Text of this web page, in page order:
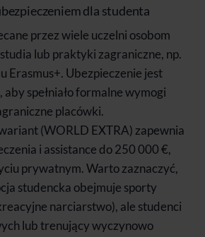
dla studenta
przez wiele uczelni osobom
lub praktyki zagraniczne, np.
Erasmus+. Ubezpieczenie jest
spełniało formalne wymogi
placówki.
(WORLD EXTRA) zapewnia
i assistance do 250 000 €,
prywatnym. Warto zaznaczyć,
studencka obejmuje sporty
narciarstwo), ale studenci
lub trenujący wyczynowo